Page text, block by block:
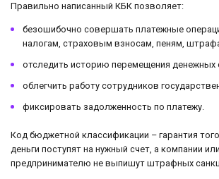
Правильно написанный КБК позволяет:
безошибочно совершать платежные
налогам, страховым взносам, пеням,
отследить историю перемещения денежных
облегчить работу сотрудников
фиксировать задолженность по платежу.
Код бюджетной классификации – гарантия
деньги поступят на нужный счет, а компании
предпринимателю не выпишут штрафных